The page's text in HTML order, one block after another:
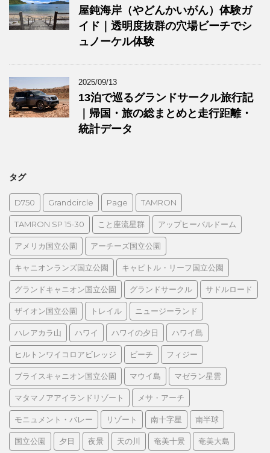
屋鈍海岸（やどんかいがん）体験ガ
イド｜透明度抜群の穴場ビーチでシ
ュノーケル体験
2025/09/13
13泊で巡るグランドサークル旅行記
｜帰国・旅の総まとめと走行距離・
統計データ
タグ
D750 Grandcircle Page TAMRON
TAMRON SP 15-30 こと座流星群 アップヒーバルドーム
アメリカ国立公園 アーチーズ国立公園
キャニオンランズ国立公園 キャピトル・リーフ国立公園
グランドキャニオン国立公園 グランドサークル サドルロード
ザイオン国立公園 トレイル ニュージーランド
ハレアカラ山 ハワイ ハワイの夕日 ハワイ島
ヒルトンワイコロアビレッジ ビーチ フィジー
ブライスキャニオン国立公園 マウイ島 マゼラン星雲
マタマノアアイランドリゾート メサ・アーチ
モニュメント・バレー リゾート 南十字星 南半球
国立公園 夕日 夜景 天の川 奄美十景 奄美大島